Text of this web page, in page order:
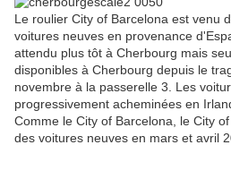
Le roulier City of Barcelona est venu
voitures neuves en provenance
attendu plus tôt à Cherbourg mais
disponibles à Cherbourg depuis le
novembre à la passerelle 3. Les
progressivement acheminées en
Comme le City of Barcelona, le City
des voitures neuves en mars et avril